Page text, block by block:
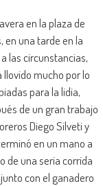
en la plaza de
en una tarde en la
las circunstancias,
mucho por lo
para la lidia,
de un gran trabajo
Diego Silveti y
en un mano a
de una seria corrida
con el ganadero